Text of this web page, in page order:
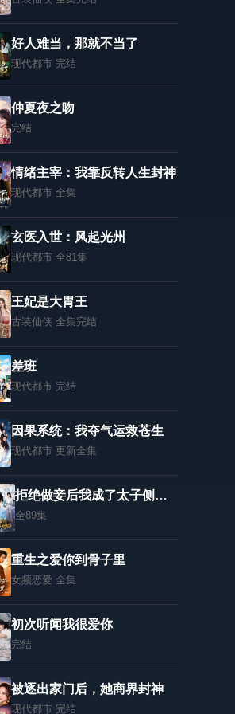
好人难当，那就不当了
现代都市 完结
仲夏夜之吻
完结
情绪主宰：我靠反转人生封神
现代都市 全集
玄医入世：风起光州
现代都市 全81集
王妃是大胃王
古装仙侠 全集完结
差班
现代都市 完结
因果系统：我夺气运救苍生
现代都市 更新全集
拒绝做妾后我成了太子侧妃一纸离人愁
全89集
重生之爱你到骨子里
女频恋爱 全集
初次听闻我很爱你
完结
被逐出家门后，她商界封神
现代都市 完结